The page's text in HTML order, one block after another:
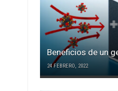
Beneficios de un
24 FEBRERO, 2022